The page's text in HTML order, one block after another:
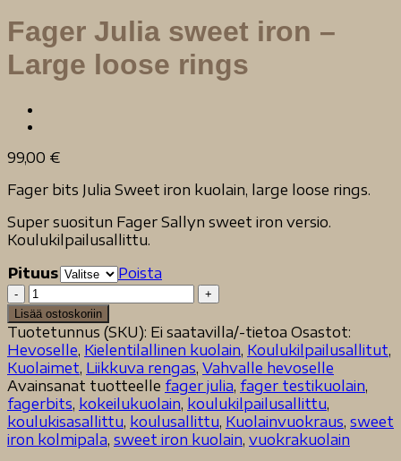
Fager Julia sweet iron –
Large loose rings
99,00 €
Fager bits Julia Sweet iron kuolain, large loose rings.
Super suositun Fager Sallyn sweet iron versio.
Koulukilpailusallittu.
Pituus
Poista
Fager
Julia
sweet
iron
-
Large
loose
rings
määrä
Lisää ostoskoriin
Tuotetunnus (SKU): Ei saatavilla/-tietoa Osastot:
Hevoselle, Kielentilallinen kuolain, Koulukilpailusallitut,
Kuolaimet, Liikkuva rengas, Vahvalle hevoselle
Avainsanat tuotteelle fager julia, fager testikuolain,
fagerbits, kokeilukuolain, koulukilpailusallittu,
koulukisasallittu, koulusallittu, Kuolainvuokraus, sweet
iron kolmipala, sweet iron kuolain, vuokrakuolain